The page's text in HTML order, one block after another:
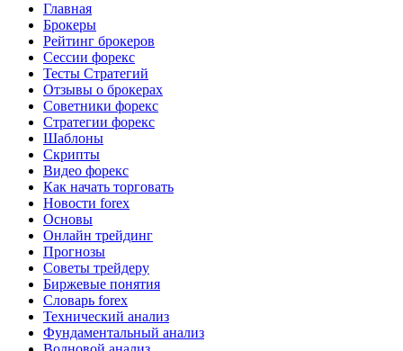
Главная
Брокеры
Рейтинг брокеров
Сессии форекс
Тесты Стратегий
Отзывы о брокерах
Советники форекс
Стратегии форекс
Шаблоны
Скрипты
Видео форекс
Как начать торговать
Новости forex
Основы
Онлайн трейдинг
Прогнозы
Советы трейдеру
Биржевые понятия
Словарь forex
Технический анализ
Фундаментальный анализ